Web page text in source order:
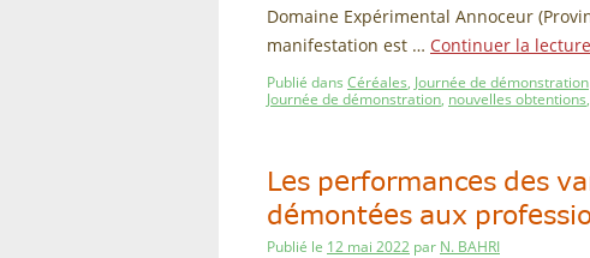
Domaine Expérimental Annoceur
manifestation est … Continuer la lecture
Publié dans Céréales, Journée de démonstration
Journée de démonstration, nouvelles obtentions,
Les performances des
démontées aux
Publié le 12 mai 2022 par N. BAHRI